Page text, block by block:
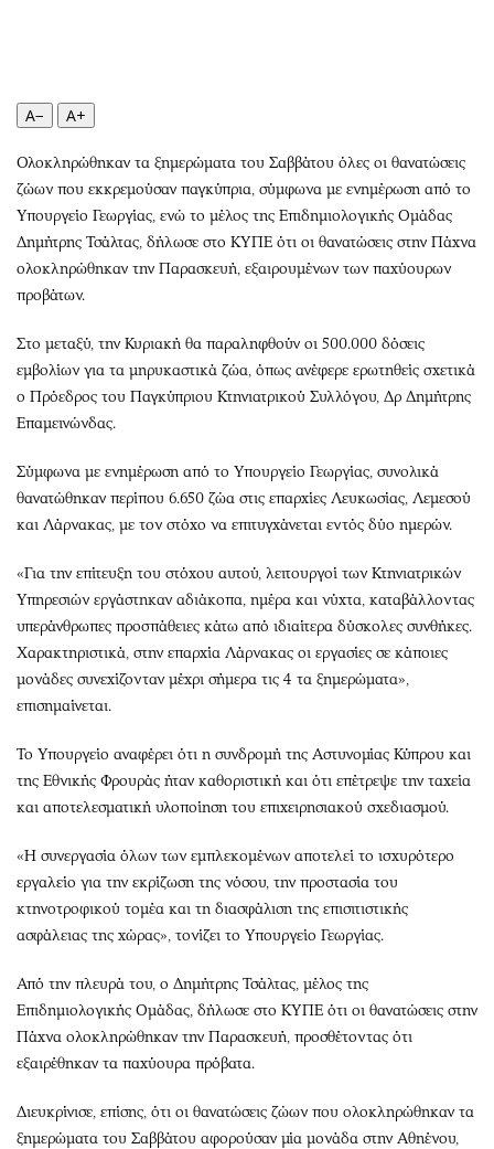
Παράξενα
Πολιτισμός
Σινεμά
Θέατρο-Χορός
Μουσική
Εικαστικά
Βιβλίο
Wine routes
Podcasts
Uncut
Προσφορές
A− A+
Ολοκληρώθηκαν τα ξημερώματα του Σαββάτου όλες οι θανατώσεις
ζώων που εκκρεμούσαν παγκύπρια, σύμφωνα με ενημέρωση από το
Υπουργείο Γεωργίας, ενώ το μέλος της Επιδημιολογικής Ομάδας
Δημήτρης Τσάλτας, δήλωσε στο ΚΥΠΕ ότι οι θανατώσεις στην Πάχνα
ολοκληρώθηκαν την Παρασκευή, εξαιρουμένων των παχύουρων
προβάτων.
Στο μεταξύ, την Κυριακή θα παραληφθούν οι 500.000 δόσεις
εμβολίων για τα μηρυκαστικά ζώα, όπως ανέφερε ερωτηθείς σχετικά
ο Πρόεδρος του Παγκύπριου Κτηνιατρικού Συλλόγου, Δρ Δημήτρης
Επαμεινώνδας.
Σύμφωνα με ενημέρωση από το Υπουργείο Γεωργίας, συνολικά
θανατώθηκαν περίπου 6.650 ζώα στις επαρχίες Λευκωσίας, Λεμεσού
και Λάρνακας, με τον στόχο να επιτυγχάνεται εντός δύο ημερών.
«Για την επίτευξη του στόχου αυτού, λειτουργοί των Κτηνιατρικών
Υπηρεσιών εργάστηκαν αδιάκοπα, ημέρα και νύχτα, καταβάλλοντας
υπεράνθρωπες προσπάθειες κάτω από ιδιαίτερα δύσκολες συνθήκες.
Χαρακτηριστικά, στην επαρχία Λάρνακας οι εργασίες σε κάποιες
μονάδες συνεχίζονταν μέχρι σήμερα τις 4 τα ξημερώματα»,
επισημαίνεται.
Το Υπουργείο αναφέρει ότι η συνδρομή της Αστυνομίας Κύπρου και
της Εθνικής Φρουράς ήταν καθοριστική και ότι επέτρεψε την ταχεία
και αποτελεσματική υλοποίηση του επιχειρησιακού σχεδιασμού.
«Η συνεργασία όλων των εμπλεκομένων αποτελεί το ισχυρότερο
εργαλείο για την εκρίζωση της νόσου, την προστασία του
κτηνοτροφικού τομέα και τη διασφάλιση της επισιτιστικής
ασφάλειας της χώρας», τονίζει το Υπουργείο Γεωργίας.
Από την πλευρά του, ο Δημήτρης Τσάλτας, μέλος της
Επιδημιολογικής Ομάδας, δήλωσε στο ΚΥΠΕ ότι οι θανατώσεις στην
Πάχνα ολοκληρώθηκαν την Παρασκευή, προσθέτοντας ότι
εξαιρέθηκαν τα παχύουρα πρόβατα.
Διευκρίνισε, επίσης, ότι οι θανατώσεις ζώων που ολοκληρώθηκαν τα
ξημερώματα του Σαββάτου αφορούσαν μία μονάδα στην Αθηένου,